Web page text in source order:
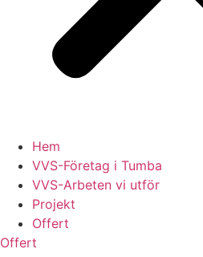
Hem
VVS-Företag i Tumba
VVS-Arbeten vi utför
Projekt
Offert
Offert